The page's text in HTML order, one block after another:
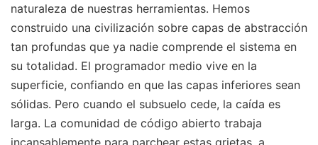
naturaleza de nuestras herramientas. Hemos
construido una civilización sobre capas de abstracción
tan profundas que ya nadie comprende el sistema en
su totalidad. El programador medio vive en la
superficie, confiando en que las capas inferiores sean
sólidas. Pero cuando el subsuelo cede, la caída es
larga. La comunidad de código abierto trabaja
incansablemente para parchear estas grietas, a